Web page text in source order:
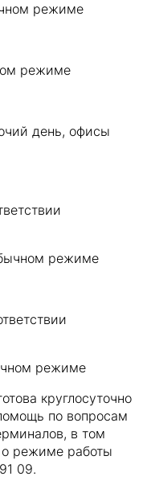
режиме
режиме
день, офисы
режиме
режиме
круглосуточно
по вопросам
в том
режиме работы
09.